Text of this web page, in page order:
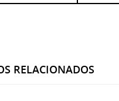
RELACIONADOS